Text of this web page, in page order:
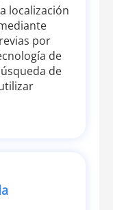
localización
por
de
de